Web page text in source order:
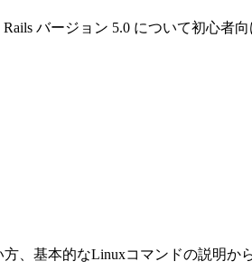
バージョン 5.0 について初心者
、基本的なLinuxコマンドの説明か